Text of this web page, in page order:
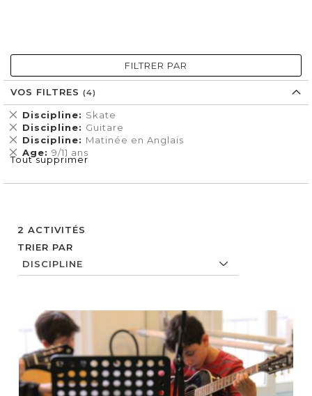
2 ACTIVITÉS
TRIER PAR
FILTRER PAR
VOS FILTRES
Discipline Skate
Supprimer
cet
Élément
Discipline Guitare
Supprimer
cet
Élément
Discipline Matinée en Anglais
Supprimer
cet
Élément
Age 9/11 ans
Supprimer
cet
Tout supprimer